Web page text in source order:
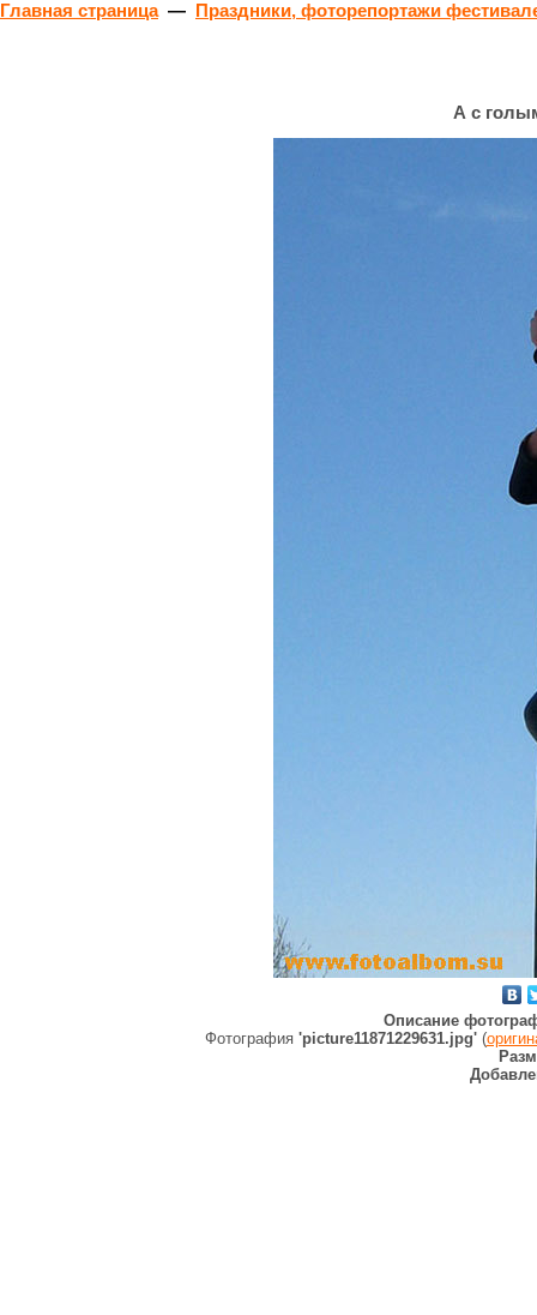
Главная страница— Праздники, фоторепортажи
А с
Описание
Фотография 'picture11871229631.jpg'(